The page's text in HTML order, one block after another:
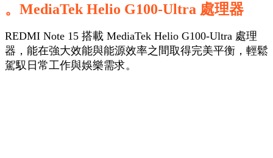
。MediaTek Helio G100-Ultra 處理器
REDMI Note 15 搭載 MediaTek Helio G100-Ultra 處理
器，能在強大效能與能源效率之間取得完美平衡，輕鬆
駕馭日常工作與娛樂需求。